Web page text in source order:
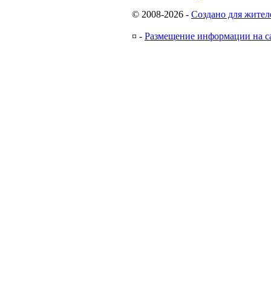
© 2008-2026 - Создано для
¤ - Размещение информации на